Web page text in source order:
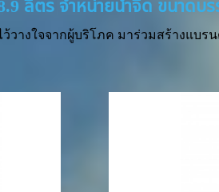
ลิตร จำหน่ายน้ำจืด ขนาดบ
างใจจากผู้บริโภค มาร่วมสร้างแบร